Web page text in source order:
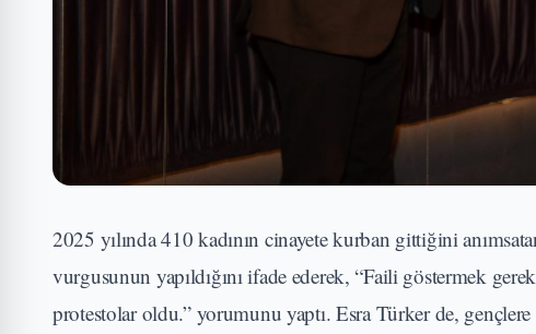
2025 yılında 410 kadının cinayete kurban gittiğini
vurgusunun yapıldığını ifade ederek, “Faili göstermek
protestolar oldu.” yorumunu yaptı. Esra Türker de,